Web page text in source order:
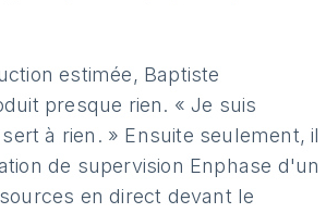
estimée, Baptiste
presque rien. « Je suis
à rien. » Ensuite seulement, il
de supervision Enphase d'un
en direct devant le